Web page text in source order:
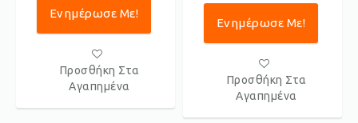
Ενημέρωσε Με!
Προσθήκη Στα
Αγαπημένα
Ενημέρωσε Με!
Προσθήκη Στα
Αγαπημένα